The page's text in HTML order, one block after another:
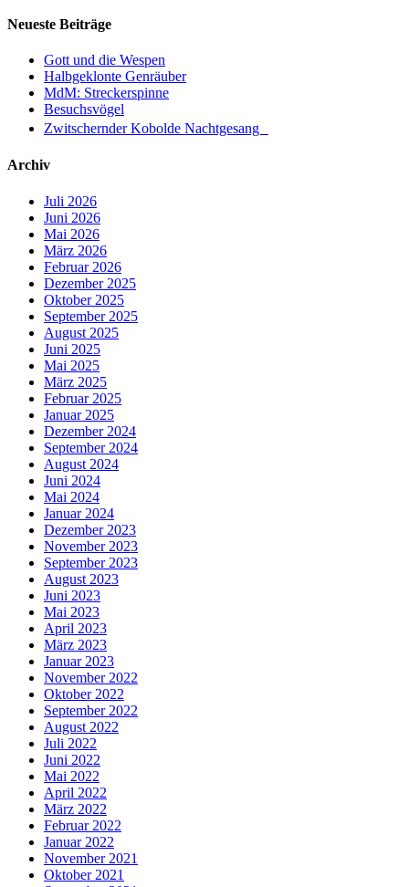
Neueste Beiträge
Gott und die Wespen
Halbgeklonte Genräuber
MdM: Streckerspinne
Besuchsvögel
Zwitschernder Kobolde Nachtgesang
Archiv
Juli 2026
Juni 2026
Mai 2026
März 2026
Februar 2026
Dezember 2025
Oktober 2025
September 2025
August 2025
Juni 2025
Mai 2025
März 2025
Februar 2025
Januar 2025
Dezember 2024
September 2024
August 2024
Juni 2024
Mai 2024
Januar 2024
Dezember 2023
November 2023
September 2023
August 2023
Juni 2023
Mai 2023
April 2023
März 2023
Januar 2023
November 2022
Oktober 2022
September 2022
August 2022
Juli 2022
Juni 2022
Mai 2022
April 2022
März 2022
Februar 2022
Januar 2022
November 2021
Oktober 2021